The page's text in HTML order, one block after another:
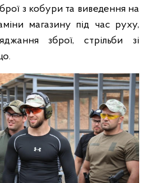
з кобури та виведення на
магазину під час руху,
зброї, стрільби зі